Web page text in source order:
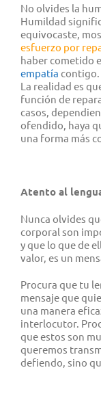
No olvides la
Humildad
equivocaste,
esfuerzo por
haber cometido
empatía contigo.
La realidad es
función de
casos,
ofendido, haya
una forma más
Atento al
Nunca olvides
corporal son
y que lo que de
valor, es un
Procura que tu
mensaje que
una manera
interlocutor.
que estos son
queremos
defiendo, sino